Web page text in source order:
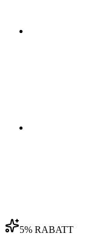
5% RABATT